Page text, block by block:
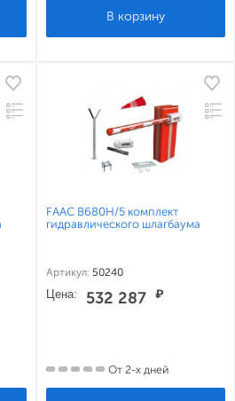
FAAC B680H/5 комплект
гидравлического шлагбаума
Артикул: 50240
Цена: 532 287 ₽
От 2-х дней